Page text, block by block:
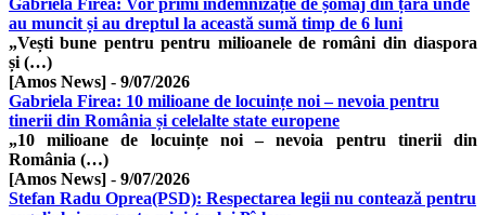
Gabriela Firea: Vor primi indemnizație de șomaj din țara unde
au muncit și au dreptul la această sumă timp de 6 luni
„Vești bune pentru pentru milioanele de români din diaspora
și (…)
[Amos News] - 9/07/2026
Gabriela Firea: 10 milioane de locuințe noi – nevoia pentru
tinerii din România și celelalte state europene
„10 milioane de locuințe noi – nevoia pentru tinerii din
România (…)
[Amos News] - 9/07/2026
Stefan Radu Oprea(PSD): Respectarea legii nu contează pentru